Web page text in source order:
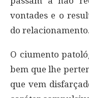
vontades e o
do relacionamento.
O ciumento
bem que lhe
que vem